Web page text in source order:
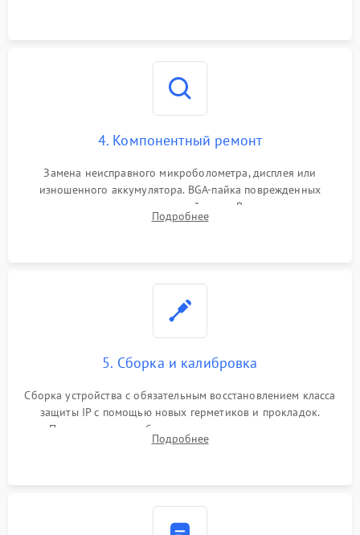
4. Компонентный ремонт
Замена неисправного микроболометра, дисплея или
изношенного аккумулятора. BGA-пайка поврежденных
контроллеров на материнской плате. Восстановление
разъемов и кнопок, замена поврежденных элементов
Подробнее
5. Сборка и калибровка
Сборка устройства с обязательным восстановлением класса
защиты IP с помощью новых герметиков и прокладок.
Программная калибровка матрицы по эталонному
абсолютно черному телу для точного измерения температур.
Подробнее